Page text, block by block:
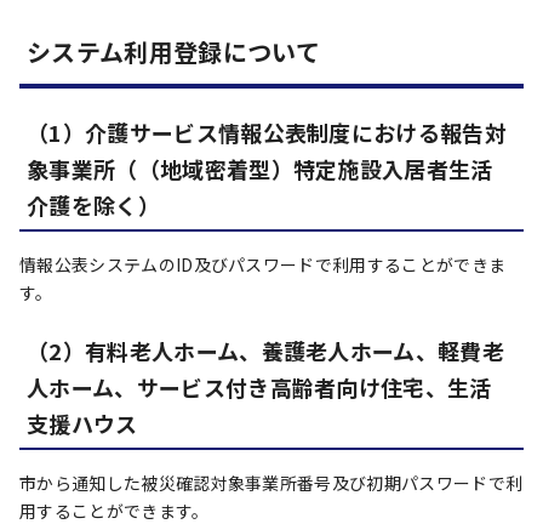
システム利用登録について
（1）介護サービス情報公表制度における報告対
象事業所（（地域密着型）特定施設入居者生活
介護を除く）
情報公表システムのID及びパスワードで利用することができま
す。
（2）有料老人ホーム、養護老人ホーム、軽費老
人ホーム、サービス付き高齢者向け住宅、生活
支援ハウス
市から通知した被災確認対象事業所番号及び初期パスワードで利
用することができます。